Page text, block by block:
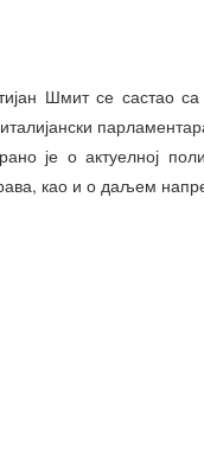
Шмит се састао
је о актуелној
као и о даљем